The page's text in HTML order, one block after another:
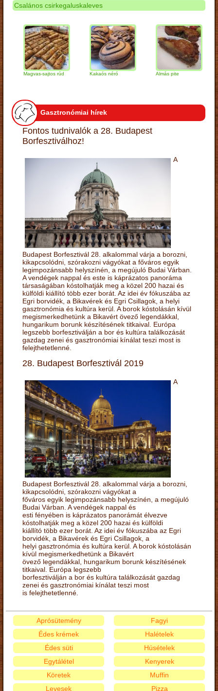
Csalános csirkegaluskaleves
Magvas-sajtos rúd Kakaós néró Almás pite
Gasztronómiai hírek
Fontos tudnivalók a 28. Budapest
Borfesztiválhoz!
A
Budapest Borfesztivál 28. alkalommal várja a borozni,
kikapcsolódni, szórakozni vágyókat a főváros egyik
legimpozánsabb helyszínén, a megújuló Budai Várban.
A vendégek nappal és este is káprázatos panoráma
társaságában kóstolhatják meg a közel 200 hazai és
külföldi kiállító több ezer borát. Az idei év fókuszába az
Egri borvidék, a Bikavérek és Egri Csillagok, a helyi
gasztronómia és kultúra kerül. A borok kóstolásán kívül
megismerkedhetünk a Bikavért övező legendákkal,
hungarikum borunk készítésének titkaival. Európa
legszebb borfesztiválján a bor és kultúra találkozását
gazdag zenei és gasztronómiai kínálat teszi most is
felejthetetlenné.
28. Budapest Borfesztivál 2019
A
Budapest Borfesztivál 28. alkalommal várja a borozni,
kikapcsolódni, szórakozni vágyókat a
főváros egyik legimpozánsabb helyszínén, a megújuló
Budai Várban. A vendégek nappal és
esti fényében is káprázatos panorámát élvezve
kóstolhatják meg a közel 200 hazai és külföldi
kiállító több ezer borát. Az idei év fókuszába az Egri
borvidék, a Bikavérek és Egri Csillagok, a
helyi gasztronómia és kultúra kerül. A borok kóstolásán
kívül megismerkedhetünk a Bikavért
övező legendákkal, hungarikum borunk készítésének
titkaival. Európa legszebb
borfesztiválján a bor és kultúra találkozását gazdag
zenei és gasztronómiai kínálat teszi most
is felejthetetlenné.
Aprósütemény
Édes krémek
Édes süti
Egytálétel
Fagyi
Halételek
Húsételek
Kenyerek
Köretek
Levesek
Muffin
Pizza